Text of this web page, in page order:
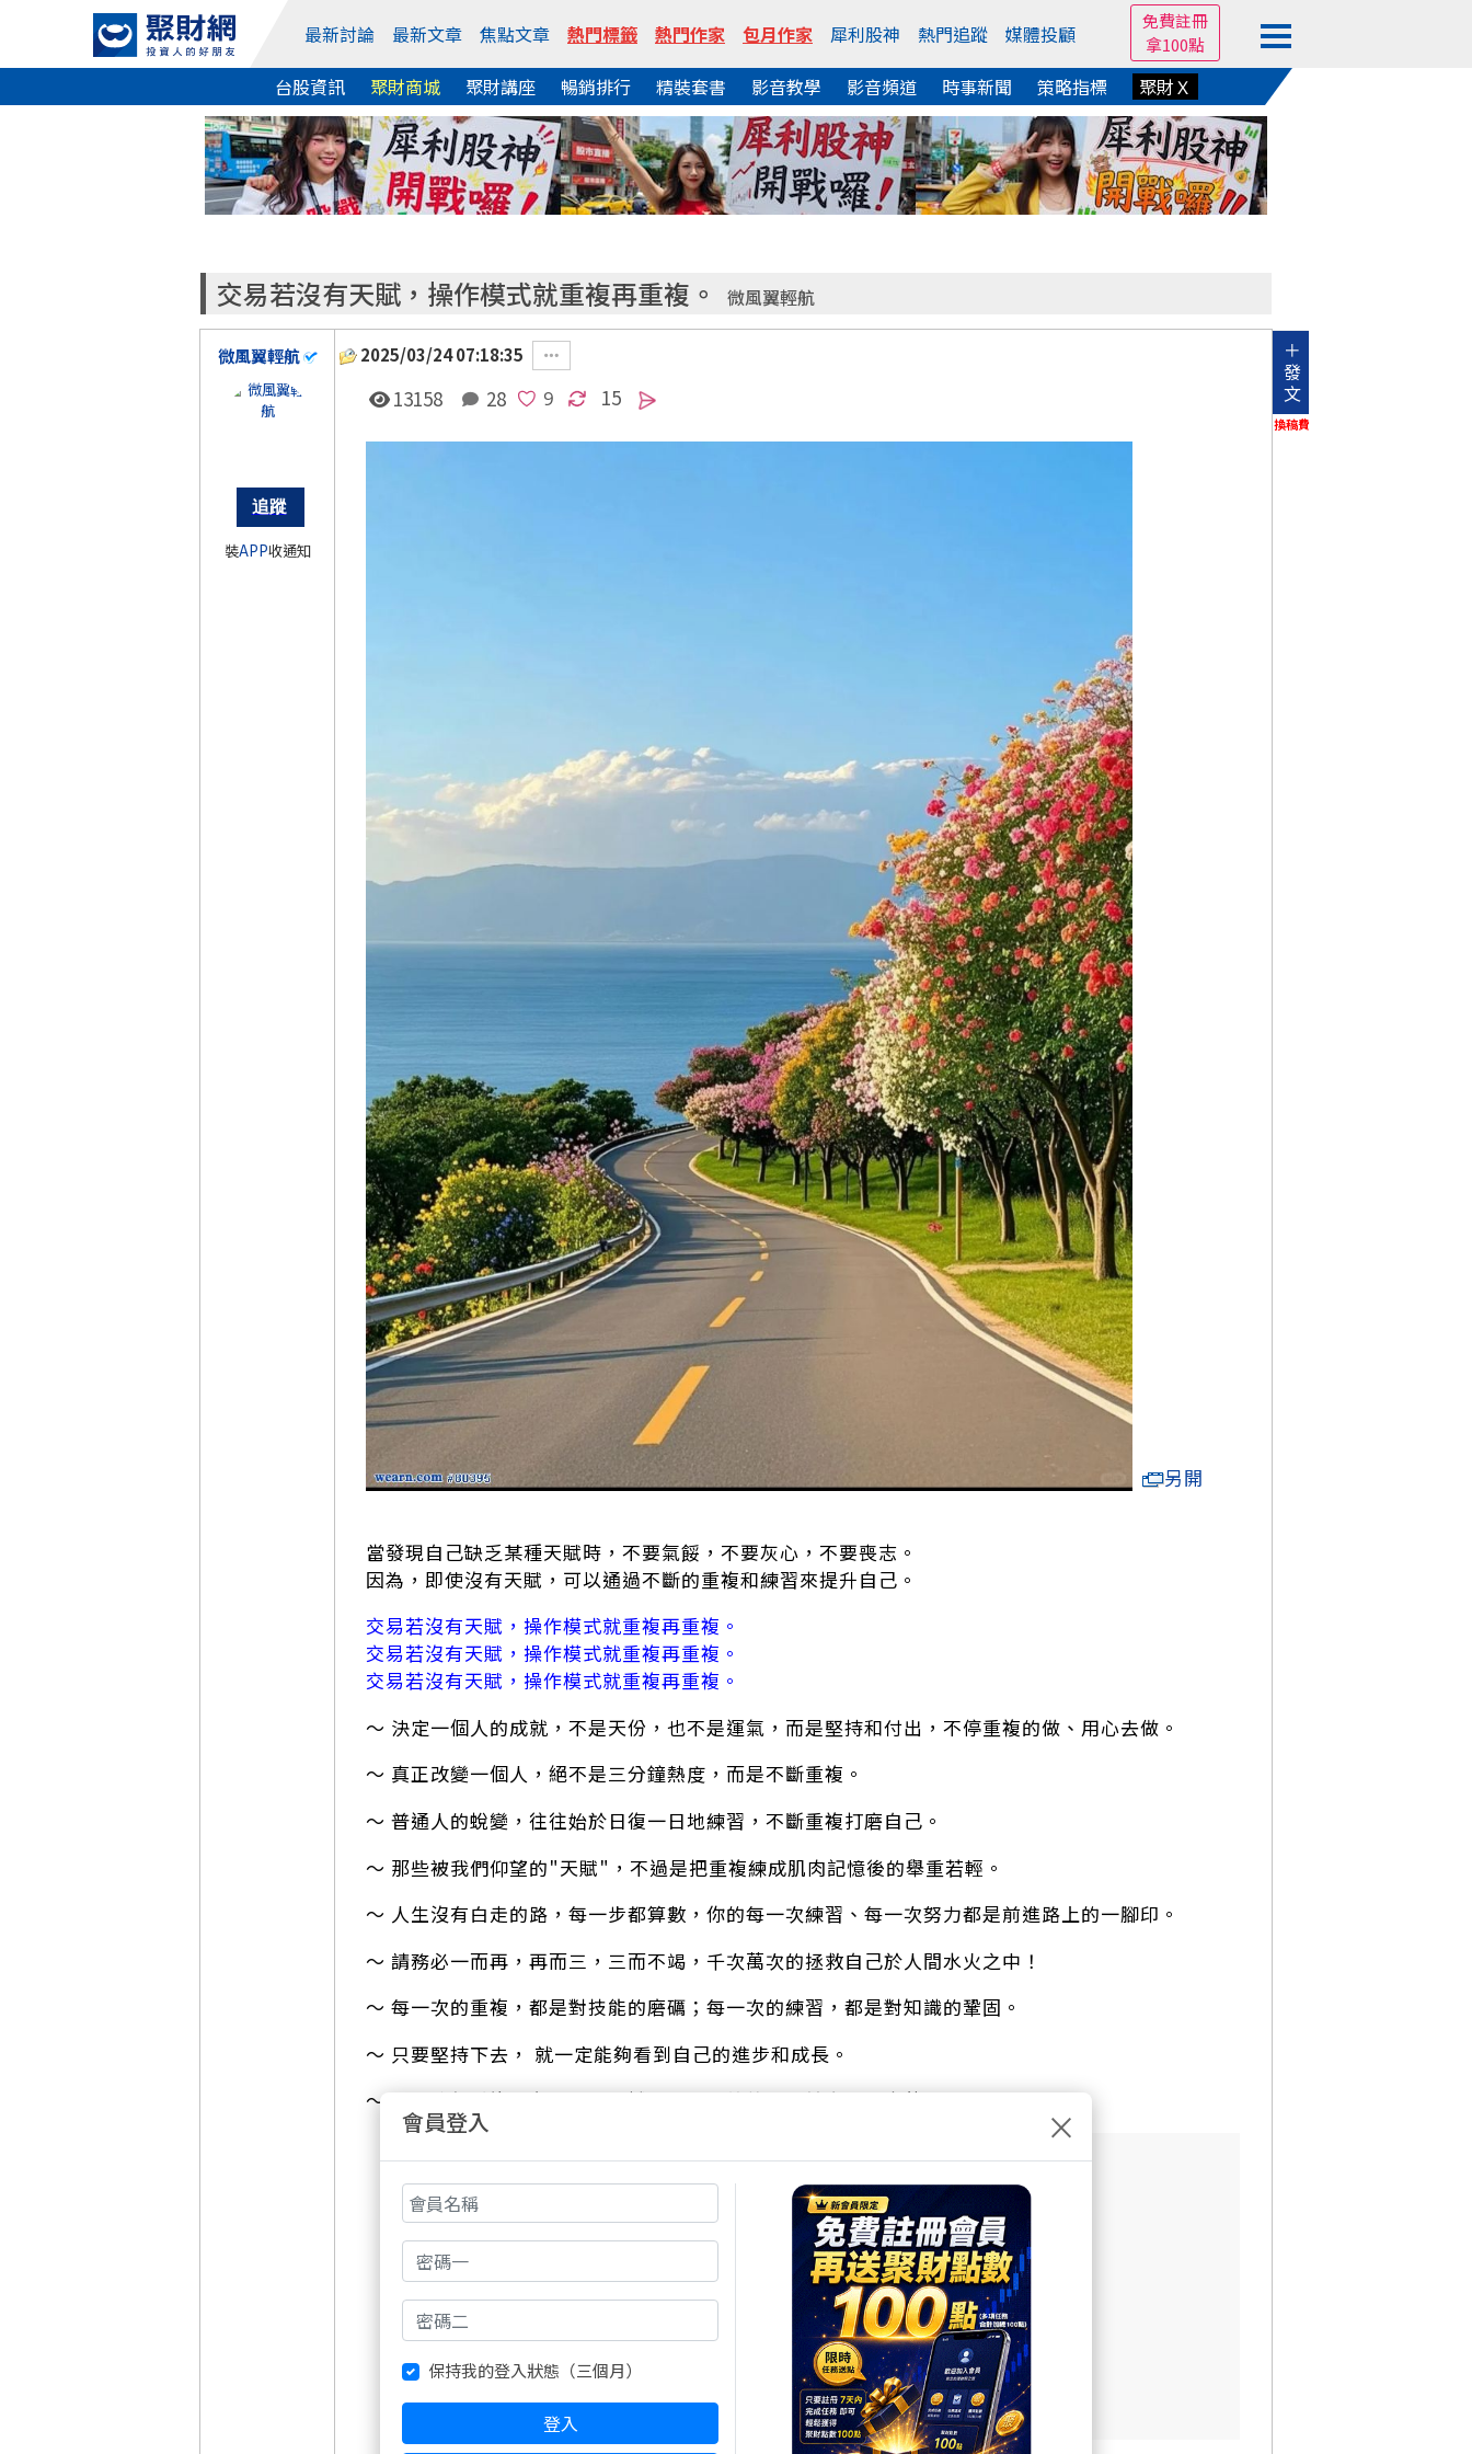
最新討論 最新文章 焦點文章 熱門標籤 熱門作家 包月作家 犀利股神 熱門追蹤 媒體投顧
免費註冊
拿100點
台股資訊 聚財商城 聚財講座 暢銷排行 精裝套書 影音教學 影音頻道 時事新聞 策略指標 聚財Ｘ
交易若沒有天賦，操作模式就重複再重複。 微風翼輕航
微風翼輕航
裝APP收通知
2025/03/24 07:18:35
＋
發
文
換稿費
13158 28 15
另開
當發現自己缺乏某種天賦時，不要氣餒，不要灰心，不要喪志。
因為，即使沒有天賦，可以通過不斷的重複和練習來提升自己。
交易若沒有天賦，操作模式就重複再重複。
交易若沒有天賦，操作模式就重複再重複。
交易若沒有天賦，操作模式就重複再重複。
～ 決定一個人的成就，不是天份，也不是運氣，而是堅持和付出，不停重複的做、用心去做。
～ 真正改變一個人，絕不是三分鐘熱度，而是不斷重複。
～ 普通人的蛻變，往往始於日復一日地練習，不斷重複打磨自己。
～ 那些被我們仰望的"天賦"，不過是把重複練成肌肉記憶後的舉重若輕。
～ 人生沒有白走的路，每一步都算數，你的每一次練習、每一次努力都是前進路上的一腳印。
～ 請務必一而再，再而三，三而不竭，千次萬次的拯救自己於人間水火之中！
～ 每一次的重複，都是對技能的磨礪；每一次的練習，都是對知識的鞏固。
～ 只要堅持下去， 就一定能夠看到自己的進步和成長。
～ 正是這份重複，在時間的見證下，最終綻放出屬於自己的光芒。
https://www.wearn.com/bbs/t1190316.html
重複運行一個交易系統。
重複操作一個時間週期。
重複執行一種交易行為。
固定所有的環節，重複再重複執行。
青雲有路志為梯，月入百萬練一招
https://www.wearn.com/bbs/t1151965.html
會員登入 ×
保持我的登入狀態（三個月）
登入